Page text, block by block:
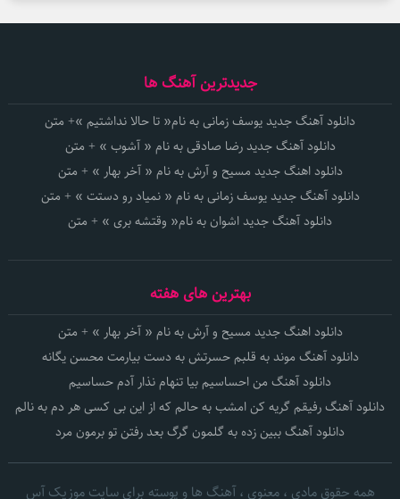
جدیدترین آهنگ ها
دانلود آهنگ جدید یوسف زمانی به نام« تا حالا نداشتیم »+ متن
دانلود آهنگ جدید رضا صادقی به نام « آشوب » + متن
دانلود اهنگ جدید مسیح و آرش به نام « آخر بهار » + متن
دانلود آهنگ جدید یوسف زمانی به نام « نمیاد رو دستت » + متن
دانلود آهنگ جدید اشوان به نام« وقتشه بری » + متن
بهترین های هفته
دانلود اهنگ جدید مسیح و آرش به نام « آخر بهار » + متن
دانلود آهنگ موند به قلبم حسرتش به دست بیارمت محسن یگانه
دانلود آهنگ من احساسیم بیا تنهام نذار آدم حساسیم
دانلود آهنگ رفیقم گریه کن امشب به حالم که از این بی کسی هر دم به نالم
دانلود آهنگ ببین زده به گلمون گرگ بعد رفتن تو برمون مرد
همه حقوق مادی ، معنوی ، آهنگ ها و پوسته برای سایت موزیک آس